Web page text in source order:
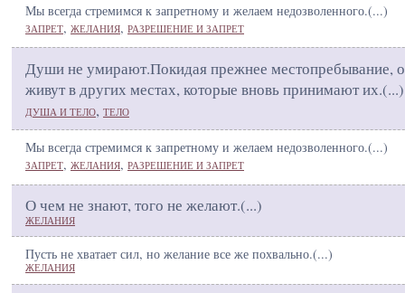
Мы всегда стремимся к запретному и желаем недозволенного.(...)
ЗАПРЕТ, ЖЕЛАНИЯ, РАЗРЕШЕНИЕ И ЗАПРЕТ
Души не умирают.Покидая прежнее местопребывание,
живут в других местах, которые вновь принимают их.(...)
ДУША И ТЕЛО, ТЕЛО
Мы всегда стремимся к запретному и желаем недозволенного.(...)
ЗАПРЕТ, ЖЕЛАНИЯ, РАЗРЕШЕНИЕ И ЗАПРЕТ
О чем не знают, того не желают.(...)
ЖЕЛАНИЯ
Пусть не хватает сил, но желание все же похвально.(...)
ЖЕЛАНИЯ